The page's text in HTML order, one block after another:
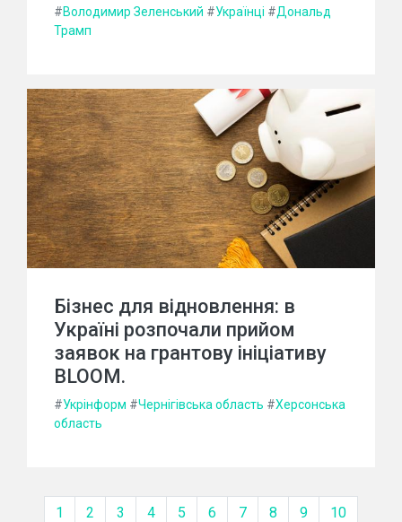
#Володимир Зеленський #Українці #Дональд
Трамп
Бізнес для відновлення: в
Україні розпочали прийом
заявок на грантову ініціативу
BLOOM.
#Укрінформ #Чернігівська область #Херсонська
область
1 2 3 4 5 6 7 8 9 10